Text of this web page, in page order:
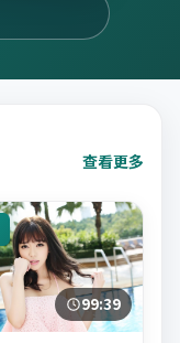
查看更多
99:39